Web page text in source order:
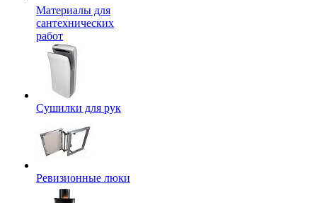
Материалы для
сантехнических
работ
Сушилки для рук
Ревизионные люки